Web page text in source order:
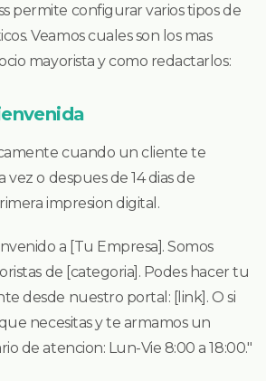
permite configurar varios tipos de
Veamos cuales son los mas
mayorista y como redactarlos:
cuando un cliente te
vez o despues de 14 dias de
impresion digital.
a [Tu Empresa]. Somos
de [categoria]. Podes hacer tu
desde nuestro portal: [link]. O si
necesitas y te armamos un
de atencion: Lun-Vie 8:00 a 18:00."